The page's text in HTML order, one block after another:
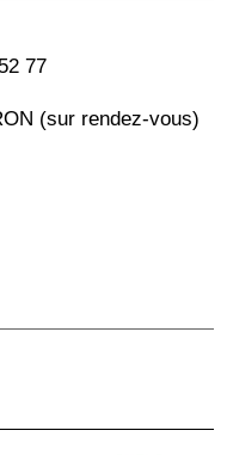
77
(sur rendez-vous)